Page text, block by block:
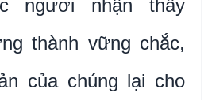
ngươi nhận thấy
thành vững chắc,
của chúng lại cho